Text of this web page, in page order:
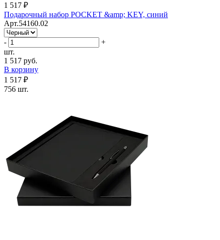
1 517 ₽
Подарочный набор POCKET &amp; KEY, синий
Арт.54160.02
-
+
шт.
1 517 руб.
В корзину
1 517 ₽
756 шт.